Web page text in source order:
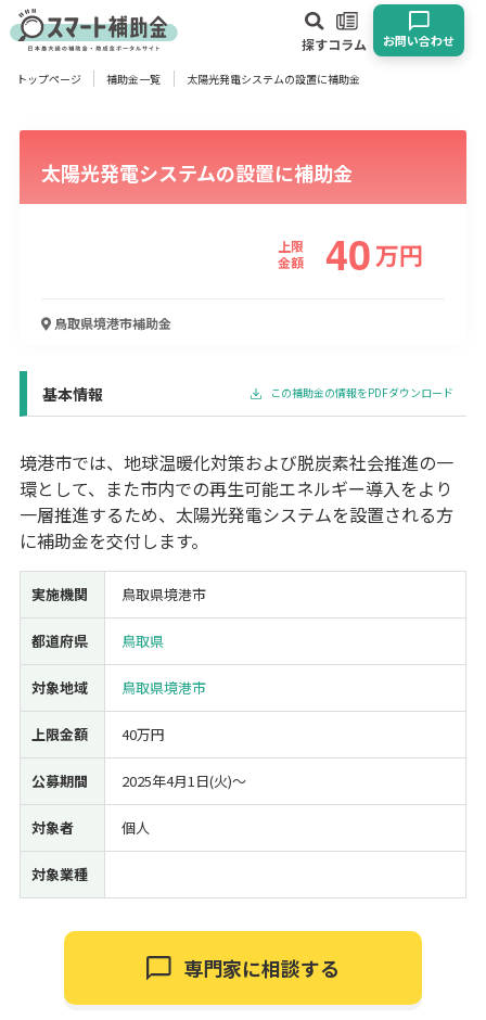
探すコラム お問い合わせ
対象
企業 団体 個人 その他
業種
宿泊･旅館業
その他
使い道
経営改善・経営強化 販路拡大 海外展開 設備投資
IT導入
人材採用・雇用
人材育成・福利厚生
起業・創業
事業承継 災害・被災者支援
コロナ関連
環境・省エネ
テレワーク
トップページ 補助金一覧 太陽光発電システムの設置に補助金
太陽光発電システムの設置に補助金
上限
金額
40万円
鳥取県境港市補助金
基本情報 この補助金の情報をPDFダウンロード
境港市では、地球温暖化対策および脱炭素社会推進の一
環として、また市内での再生可能エネルギー導入をより
一層推進するため、太陽光発電システムを設置される方
に補助金を交付します。
実施機関 鳥取県境港市
都道府県 鳥取県
対象地域 鳥取県境港市
上限金額 40万円
公募期間 2025年4月1日(火)〜
対象者 個人
対象業種
専門家に相談する